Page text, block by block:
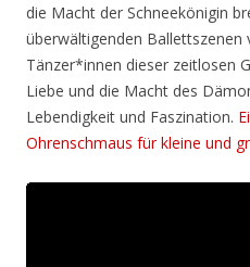
die Macht der Schneekönigin
überwältigenden Ballettszenen
Tänzer*innen dieser zeitlosen
Liebe und die Macht des
Lebendigkeit und Faszination.
Ohrenschmaus für kleine und